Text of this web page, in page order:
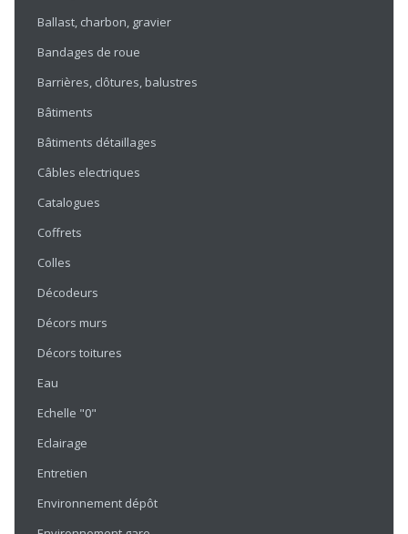
Ballast, charbon, gravier
Bandages de roue
Barrières, clôtures, balustres
Bâtiments
Bâtiments détaillages
Câbles electriques
Catalogues
Coffrets
Colles
Décodeurs
Décors murs
Décors toitures
Eau
Echelle "0"
Eclairage
Entretien
Environnement dépôt